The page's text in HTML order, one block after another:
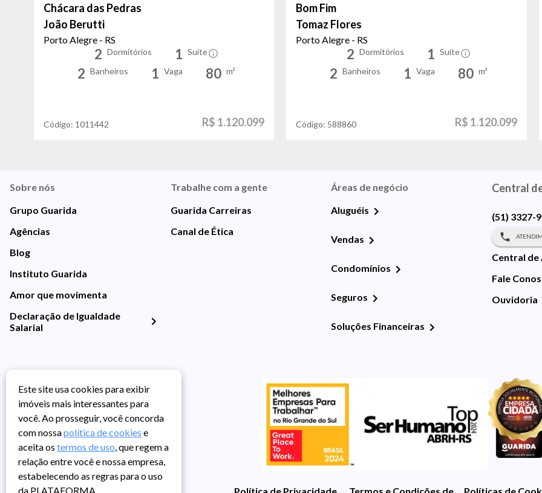
Chácara das Pedras
João Berutti
Porto Alegre - RS
2 Dormitórios 1 Suíte
2 Banheiros 1 Vaga 80 m²
Código: 1011442 R$ 1.120.099
Bom Fim
Tomaz Flores
Porto Alegre - RS
2 Dormitórios 1 Suíte
2 Banheiros 1 Vaga 80 m²
Código: 588860 R$ 1.120.099
Sobre nós
Grupo Guarida
Agências
Blog
Instituto Guarida
Amor que movimenta
Declaração de Igualdade
Salarial
Trabalhe com a gente
Guarida Carreiras
Canal de Ética
Áreas de negócio
Aluguéis
Vendas
Condomínios
Seguros
Soluções Financeiras
Central
(51) 3327-
Central de
Fale
Ouvidoria
Política de Privacidade Termos e Condições de UsoPolíticas de
Este site usa cookies para exibir
imóveis mais interessantes para
você. Ao prosseguir, você concorda
com nossapolítica de cookies e
aceita os termos de uso, que regem a
relação entre você e nossa empresa,
estabelecendo as regras para o uso
da PLATAFORMA.